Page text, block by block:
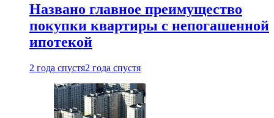
Названо главное преимущество
покупки квартиры с непогашенной
ипотекой
2 года спустя2 года спустя